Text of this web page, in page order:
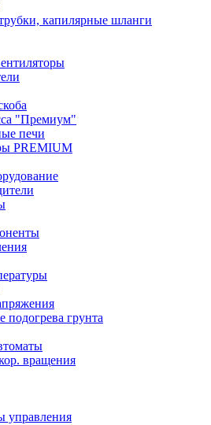
капилярные шланги
"Премиум"
печи
PREMIUM
подогрева грунта
вращения